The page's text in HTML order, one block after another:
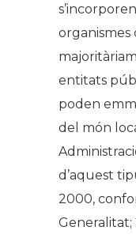
entitats
poden
del món
d’aquest
2000,